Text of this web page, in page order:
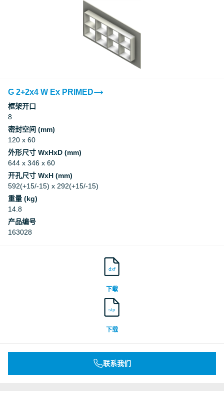
G 2+2x4 W Ex PRIMED
框架开口
8
密封空间 (mm)
120 x 60
外形尺寸 WxHxD (mm)
644 x 346 x 60
开孔尺寸 WxH (mm)
592(+15/-15) x 292(+15/-15)
重量 (kg)
14.8
产品编号
163028
dxf
下载
stp
下载
联系我们